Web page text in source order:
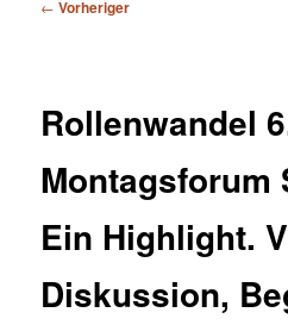
← Vorheriger
Rollenwandel
Montagsforum
Ein Highlight.
Diskussion,